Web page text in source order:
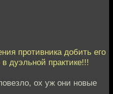
противника добить его
дуэльной практике!!!
ох уж они новые